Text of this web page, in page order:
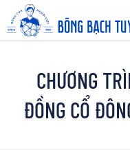
CHƯƠNG
ĐỒNG CỔ